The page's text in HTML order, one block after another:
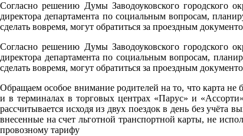
Cогласно решению Думы Заводоуковского городского
директора департамента по социальным вопросам,
сделать вовремя, могут обратиться за проездным
Cогласно решению Думы Заводоуковского городского
директора департамента по социальным вопросам,
сделать вовремя, могут обратиться за проездным
Обращаем особое внимание родителей на то, что карта не
и в терминалах в торговых центрах «Парус» и
рассчитывается исходя из двух поездок в день без
внесенные на счет льготной транспортной карты, не
провозному тарифу